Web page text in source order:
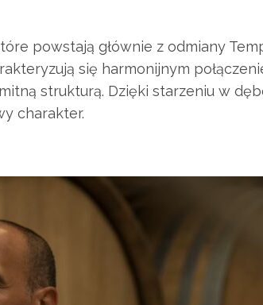
powstają głównie z odmiany
się harmonijnym
strukturą. Dzięki starzeniu w
charakter.